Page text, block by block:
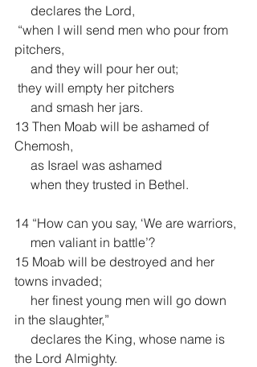
     declares the Lord,
pitchers,
     and they will pour her out;
they will empty her pitchers
     and smash her jars.
13 Then Moab will be ashamed of
Chemosh,
     as Israel was ashamed
     when they trusted in Bethel.
14 “How can you say, ‘We are warriors,
     men valiant in battle’?
15 Moab will be destroyed and her
towns invaded;
in the slaughter,”
the Lord Almighty.